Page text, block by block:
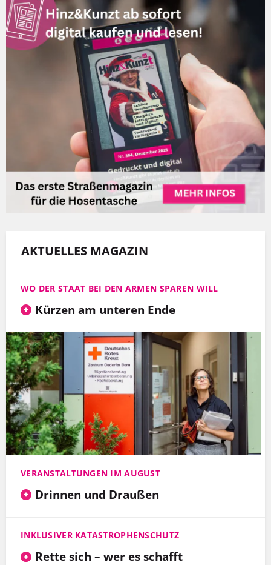
AKTUELLES MAGAZIN
WO DER STAAT BEI DEN ARMEN SPAREN WILL
Kürzen am unteren Ende
VERANSTALTUNGEN IM AUGUST
Drinnen und Draußen
INKLUSIVER KATASTROPHENSCHUTZ
Rette sich – wer es schafft